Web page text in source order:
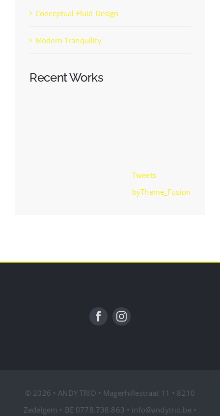
Conceptual Fluid Design
Modern Tranquility
Recent Works
Tweets
byTheme_Fusion
© 2026 • ANDY TRIO • Magerhillestraat 11 • 8210
Zedelgem • BE 0778.738.863 • info@andytrio.be •